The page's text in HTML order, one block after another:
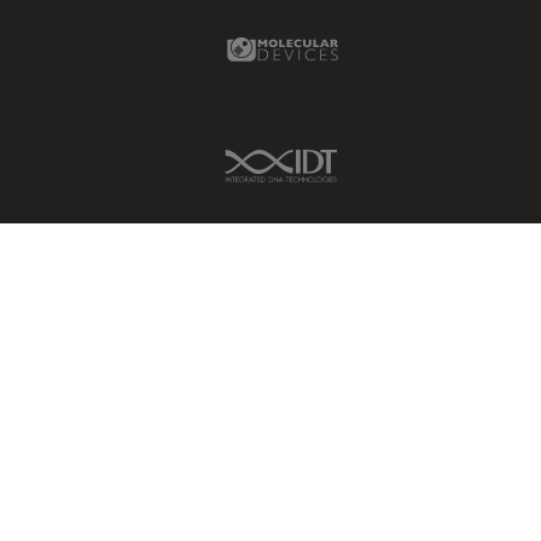
Molecular Devices Link
IDT Link